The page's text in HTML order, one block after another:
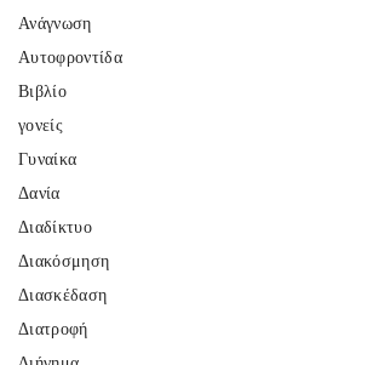
Ανάγνωση
Αυτοφροντίδα
Βιβλίο
γονείς
Γυναίκα
Δανία
Διαδίκτυο
Διακόσμηση
Διασκέδαση
Διατροφή